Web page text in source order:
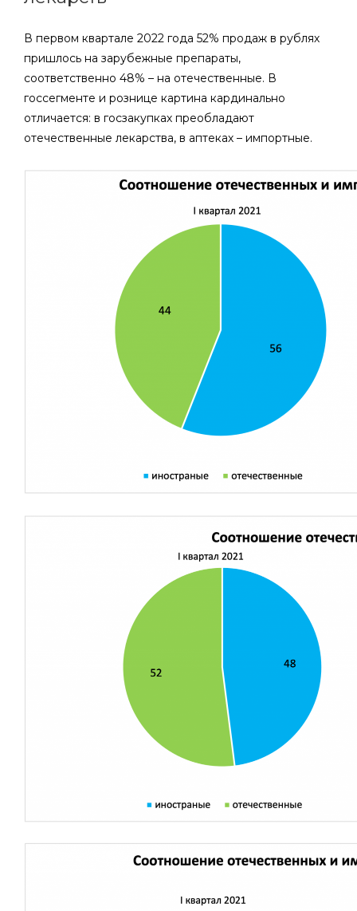
В первом квартале 2022 года 52% продаж в рублях
пришлось на зарубежные препараты,
соответственно 48% ­– на отечественные. В
госсегменте и рознице картина кардинально
отличается: в госзакупках преобладают
отечественные лекарства, в аптеках ­– импортные.